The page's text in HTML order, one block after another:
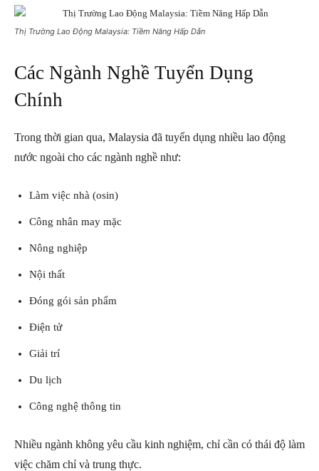
Thị Trường Lao Động Malaysia: Tiềm Năng Hấp Dẫn
Các Ngành Nghề Tuyển Dụng
Chính
Trong thời gian qua, Malaysia đã tuyển dụng nhiều lao động
nước ngoài cho các ngành nghề như:
Làm việc nhà (osin)
Công nhân may mặc
Nông nghiệp
Nội thất
Đóng gói sản phẩm
Điện tử
Giải trí
Du lịch
Công nghệ thông tin
Nhiều ngành không yêu cầu kinh nghiệm, chỉ cần có thái độ làm
việc chăm chỉ và trung thực.